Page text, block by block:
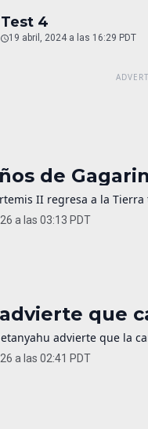
Test 4
19 abril, 2024 a las 16:29 PDT
de
II regresa a la
a las 03:13 PDT
que
advierte que la
a las 02:41 PDT